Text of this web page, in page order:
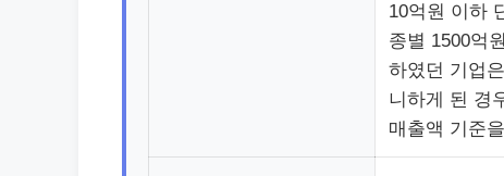
10억원 이하
종별 1500억
하였던 기업
니하게 된 경
매출액 기준